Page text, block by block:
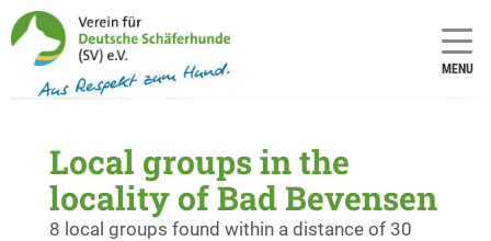
MENU
Local groups in the
locality of Bad Bevensen
8 local groups found within a distance of 30